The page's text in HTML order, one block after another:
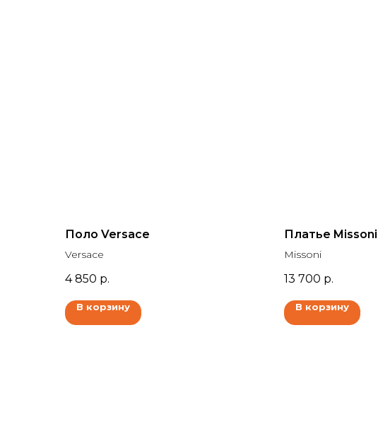
Поло Versace
Versace
4 850 р.
В корзину
Платье Missoni
Missoni
13 700 р.
В корзину